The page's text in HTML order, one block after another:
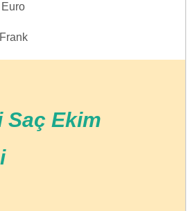
Saç Ekim